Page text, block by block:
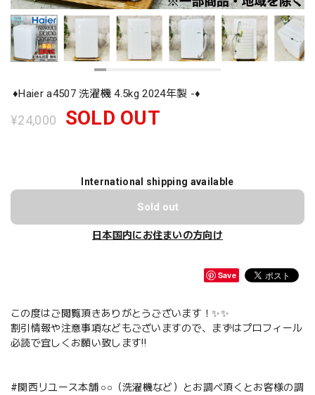
♦️Haier a4507 洗濯機 4.5kg 2024年製 -♦️
¥24,000 SOLD OUT
International shipping available
Sold out
日本国内にお住まいの方向け
Save
この度はご閲覧頂きありがとうございます！✨✨
割引情報や注意事項などもございますので、まずはプロフィール
必読で宜しくお願い致します‼️
#関西リユース本舗 ○○（洗濯機など）とお調べ頂くとお客様の調